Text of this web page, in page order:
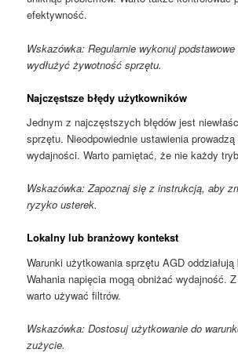
efektywność.
Wskazówka: Regularnie wykonuj
wydłużyć żywotność sprzętu.
Najczęstsze błędy użytkowników
Jednym z najczęstszych błędów jest
sprzętu. Nieodpowiednie ustawienia
wydajności. Warto pamiętać, że nie każdy
Wskazówka: Zapoznaj się z instrukcją, aby
ryzyko usterek.
Lokalny lub branżowy kontekst
Warunki użytkowania sprzętu AGD oddziałują
Wahania napięcia mogą obniżać wydajność.
warto używać filtrów.
Wskazówka: Dostosuj użytkowanie do
zużycie.